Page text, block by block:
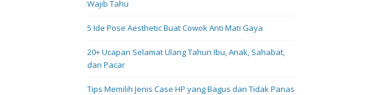
Wajib Tahu
5 Ide Pose Aesthetic Buat Cowok Anti Mati Gaya
20+ Ucapan Selamat Ulang Tahun Ibu, Anak, Sahabat,
dan Pacar
Tips Memilih Jenis Case HP yang Bagus dan Tidak Panas